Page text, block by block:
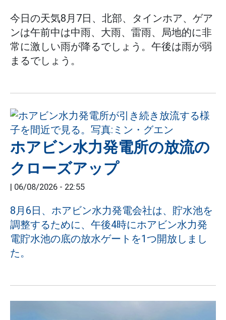
今日の天気8月7日、北部、タインホア、ゲア
ンは午前中は中雨、大雨、雷雨、局地的に非
常に激しい雨が降るでしょう。午後は雨が弱
まるでしょう。
ホアビン水力発電所の放流の
クローズアップ
| 06/08/2026 - 22:55
8月6日、ホアビン水力発電会社は、貯水池を
調整するために、午後4時にホアビン水力発
電貯水池の底の放水ゲートを1つ開放しまし
た。